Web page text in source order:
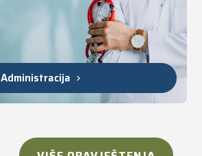
Administracija